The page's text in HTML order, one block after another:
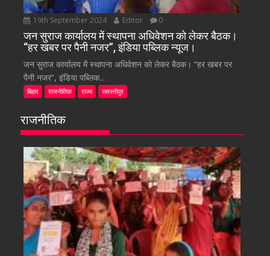
19th September 2024 Editor 0
जन सुराज कार्यालय में स्थापना अधिवेशन को लेकर बैठक।
“हर खबर पर पैनी नजर”, इंडिया पब्लिक न्यूज।
जन सुराज कार्यालय में स्थापना अधिवेशन को लेकर बैठक। “हर खबर पर
पैनी नजर”, इंडिया पब्लिक...
बिहार राजनीतिक राज्य समस्तीपुर
राजनीतिक